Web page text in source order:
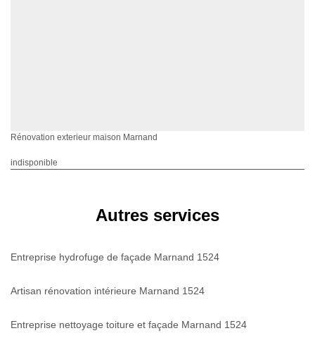
Rénovation exterieur maison Marnand
indisponible
Autres services
Entreprise hydrofuge de façade Marnand 1524
Artisan rénovation intérieure Marnand 1524
Entreprise nettoyage toiture et façade Marnand 1524